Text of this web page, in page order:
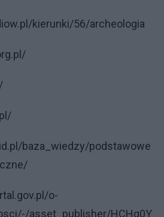
kierunki/56/archeologia
baza_wiedzy/podstawowe
o-
asset_publisher/HCHq0Y